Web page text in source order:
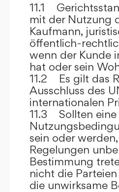
11.1
mit der Nutzung
Kaufmann,
öffentlich-
wenn der Kunde
hat oder sein
11.2 Es gilt das
Ausschluss des
internationalen
11.3 Sollten eine
sein oder
Regelungen
Bestimmung
nicht die
die unwirksame